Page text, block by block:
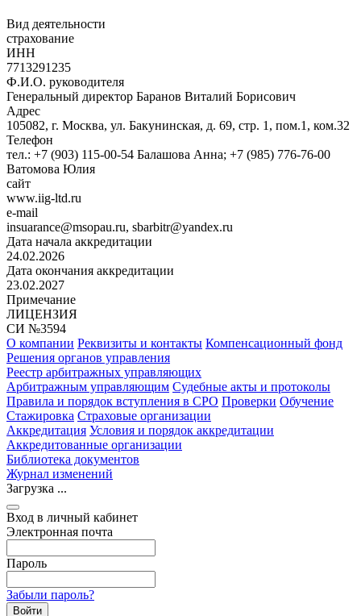
Вид деятельности
страхование
ИНН
7713291235
Ф.И.О. руководителя
Генеральный директор Баранов Виталий Борисович
Адрес
105082, г. Москва, ул. Бакунинская, д. 69, стр. 1, пом.1, ком.32
Телефон
тел.: +7 (903) 115-00-54 Балашова Анна; +7 (985) 776-76-00
Ватомова Юлия
сайт
www.iig-ltd.ru
e-mail
insuarance@msopau.ru, sbarbitr@yandex.ru
Дата начала аккредитации
24.02.2026
Дата окончания аккредитации
23.02.2027
Примечание
ЛИЦЕНЗИЯ
СИ №3594
О компании Реквизиты и контакты Компенсационный фонд
Решения органов управления
Реестр арбитражных управляющих
Арбитражным управляющим Судебные акты и протоколы
Правила и порядок вступления в СРО Проверки Обучение
Стажировка Страховые организации
Аккредитация Условия и порядок аккредитации
Аккредитованные организации
Библиотека документов
Журнал изменений
Загрузка ...
Вход в личный кабинет
Электронная почта
Пароль
Забыли пароль?